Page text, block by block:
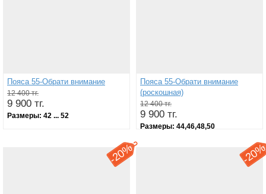
Пояса 55-Обрати внимание
12 400 тг.
9 900 тг.
Размеры: 42 ... 52
Пояса 55-Обрати внимание
(роскошная)
12 400 тг.
9 900 тг.
Размеры: 44,46,48,50
-
20% -